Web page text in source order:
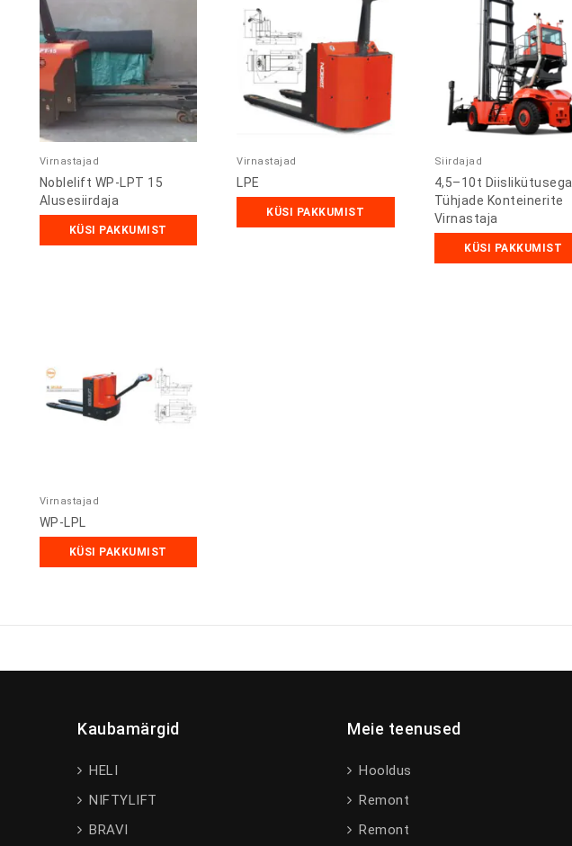
Virnastajad
Noblelift WP-LPT 15
Alusesiirdaja
KÜSI PAKKUMIST
Virnastajad
LPE
KÜSI PAKKUMIST
Siirdajad
4,5–10t Diislikütusega
Tühjade Konteinerite
Virnastaja
KÜSI PAKKUMIST
Virnastajad
WP-LPL
KÜSI PAKKUMIST
Kaubamärgid
HELI
NIFTYLIFT
BRAVI
Meie teenused
Hooldus
Remont
Remont